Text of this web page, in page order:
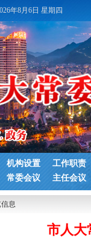
年8月6日 星期四
机构设置
工作职责
常委会议 主任会议
息
市人大